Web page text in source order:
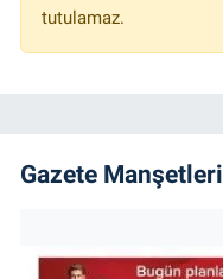
tutulamaz.
Gazete Manşetleri